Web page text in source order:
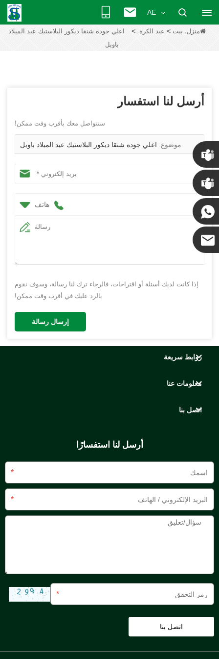
AE
منزل، بيت > عيد الكرة >
اعلي جوده شنقا ديكور البلاستيك عيد الميلاد
باوبل
أرسل لنا استفسار
سنتواصل معك بأقرب وقت ممكن!
موضوع: اعلي جوده شنقا ديكور البلاستيك عيد الميلاد باوبل
هاتف
إذا كانت لديك أسئلة أو اقتراحات، فالرجاء ترك لنا رسالة، وسوف نقوم
بالرد عليك في أقرب وقت ممكن!
إرسال رسالة
روابط سريعة
معلومات عنا
اتصل بنا
أرسل لنا استفسارًا
*
*
*
كريس
كيني